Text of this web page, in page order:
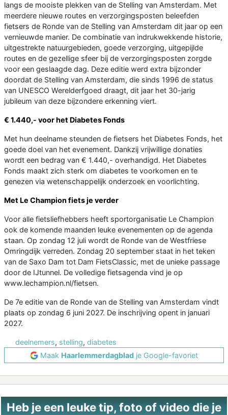
langs de mooiste plekken van de Stelling van Amsterdam. Met
meerdere nieuwe routes en verzorgingsposten beleefden
fietsers de Ronde van de Stelling van Amsterdam dit jaar op een
vernieuwde manier. De combinatie van indrukwekkende historie,
uitgestrekte natuurgebieden, goede verzorging, uitgepijlde
routes en de gezellige sfeer bij de verzorgingsposten zorgde
voor een geslaagde dag. Deze editie werd extra bijzonder
doordat de Stelling van Amsterdam, die sinds 1996 de status
van UNESCO Werelderfgoed draagt, dit jaar het 30-jarig
jubileum van deze bijzondere erkenning viert.
€ 1.440,- voor het Diabetes Fonds
Met hun deelname steunden de fietsers het Diabetes Fonds, het
goede doel van het evenement. Dankzij vrijwillige donaties
wordt een bedrag van € 1.440,- overhandigd. Het Diabetes
Fonds maakt zich sterk om diabetes te voorkomen en te
genezen via wetenschappelijk onderzoek en voorlichting.
Met Le Champion fiets je verder
Voor alle fietsliefhebbers heeft sportorganisatie Le Champion
ook de komende maanden leuke evenementen op de agenda
staan. Op zondag 12 juli wordt de Ronde van de Westfriese
Omringdijk verreden. Zondag 20 september staat in het teken
van de Saxo Dam tot Dam FietsClassic, met de unieke passage
door de IJtunnel. De volledige fietsagenda vind je op
www.lechampion.nl/fietsen.
De 7e editie van de Ronde van de Stelling van Amsterdam vindt
plaats op zondag 6 juni 2027. De inschrijving opent in januari
2027.
deelnemers, stelling, diabetes
Maak Haarlemmerdagblad je Google-favoriet
Heb je een leuke tip, foto of video die je